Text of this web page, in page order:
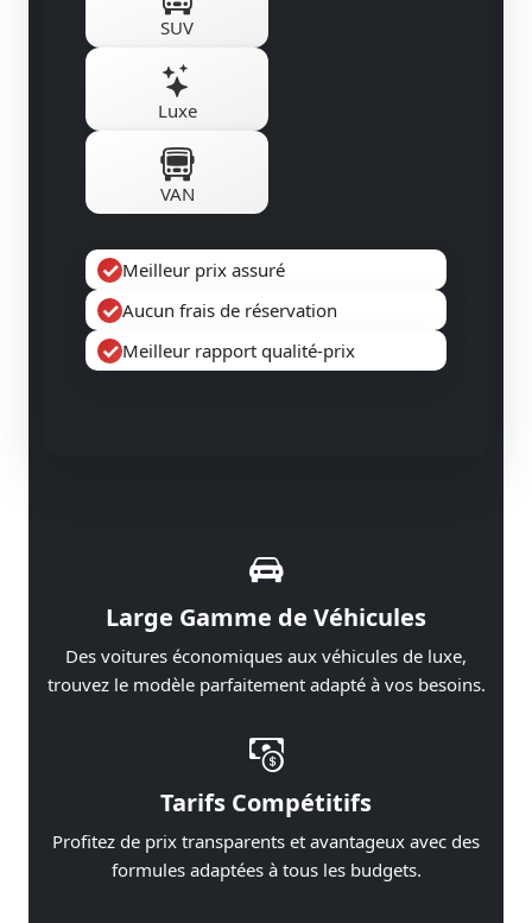
SUV
Luxe
VAN
✓Meilleur prix assuré
✓Aucun frais de réservation
✓Meilleur rapport qualité-prix
Large Gamme de Véhicules
Des voitures économiques aux véhicules de luxe,
trouvez le modèle parfaitement adapté à vos besoins.
Tarifs Compétitifs
Profitez de prix transparents et avantageux avec des
formules adaptées à tous les budgets.